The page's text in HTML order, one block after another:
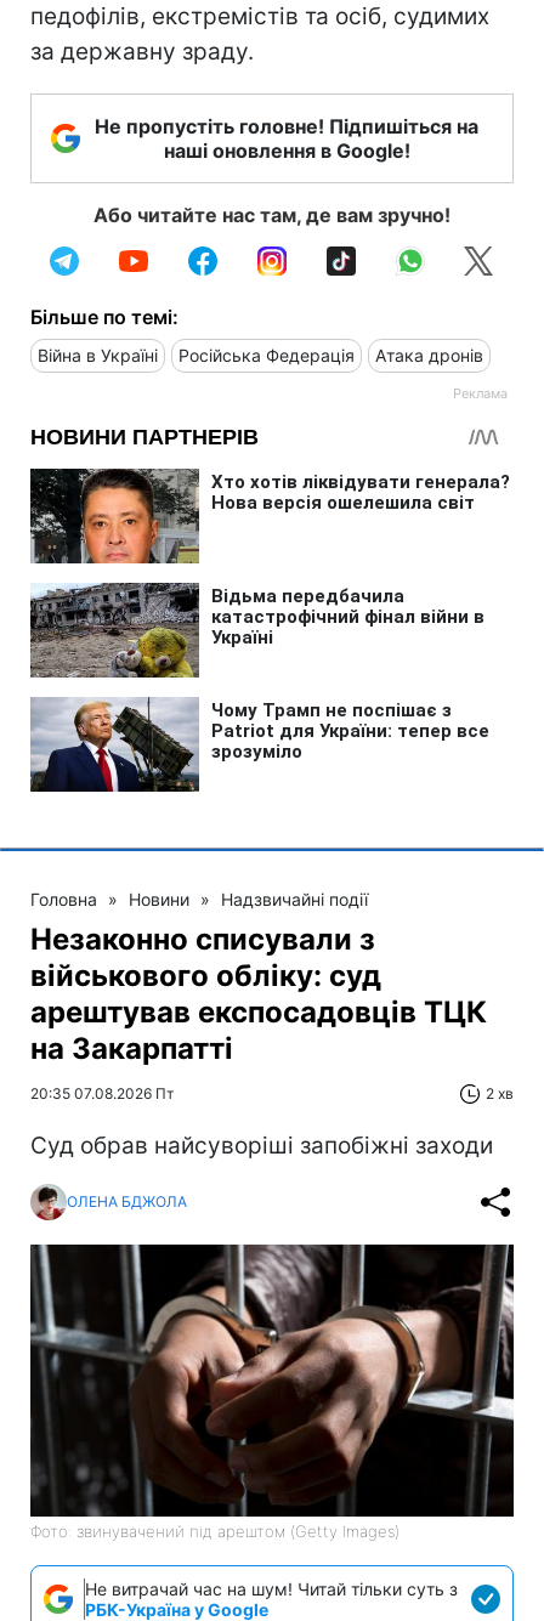
педофілів, екстремістів та осіб, судимих
за державну зраду.
Не пропустіть головне! Підпишіться на
наші оновлення в Google!
Або читайте нас там, де вам зручно!
Більше по темі:
Війна в Україні Російська Федерація Атака дронів
Головна » Новини » Надзвичайні події
Незаконно списували з
військового обліку: суд
арештував експосадовців ТЦК
на Закарпатті
20:35 07.08.2026 Пт 2 хв
Суд обрав найсуворіші запобіжні заходи
ОЛЕНА БДЖОЛА
Фото: звинувачений під арештом (Getty Images)
Не витрачай час на шум! Читай тільки суть з
РБК-Україна у Google